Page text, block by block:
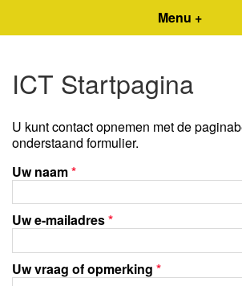
Menu +
ICT Startpagina
U kunt contact opnemen met de
onderstaand formulier.
Uw naam*
Uw e-mailadres*
Uw vraag of opmerking *